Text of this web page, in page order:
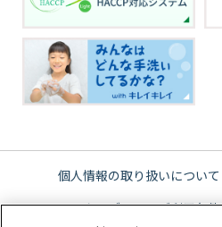
個人情報の取り扱いについて
ウェブサイトご利用条件